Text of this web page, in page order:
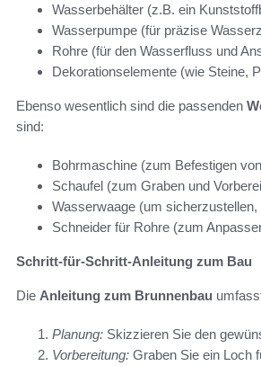
Wasserbehälter (z.B. ein
Wasserpumpe (für präzise
Rohre (für den Wasserfluss und
Dekorationselemente (wie Steine,
Ebenso wesentlich sind die passenden
sind:
Bohrmaschine (zum Befestigen
Schaufel (zum Graben und
Wasserwaage (um
Schneider für Rohre (zum
Schritt-für-Schritt-Anleitung zum Bau
Die Anleitung zum Brunnenbau
Planung: Skizzieren Sie den
Vorbereitung: Graben Sie ein Loch